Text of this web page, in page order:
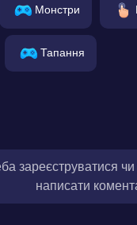
Монстри
Тапання
зареєструватися
написати